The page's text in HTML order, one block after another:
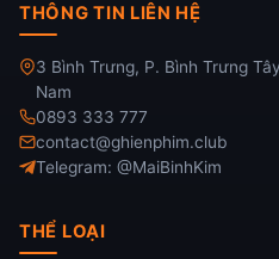
THÔNG TIN LIÊN HỆ
3 Bình Trưng, P. Bình Trưng
Nam
0893 333 777
contact@ghienphim.club
Telegram: @MaiBinhKim
THỂ LOẠI